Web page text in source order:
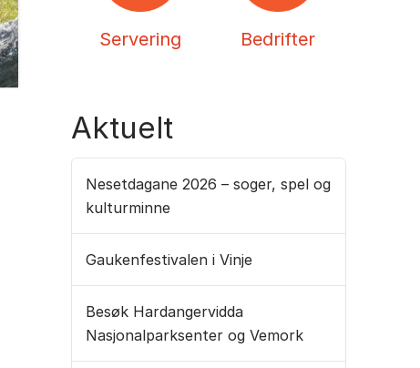
Servering Bedrifter
Aktuelt
Nesetdagane 2026 – soger, spel og
kulturminne
Gaukenfestivalen i Vinje
Besøk Hardangervidda
Nasjonalparksenter og Vemork